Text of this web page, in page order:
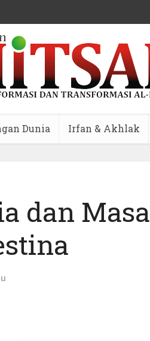
Dunia Irfan & Akhlak
dan Masa